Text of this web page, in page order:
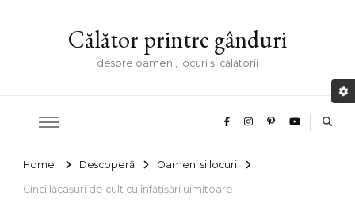
Călător printre gânduri
despre oameni, locuri și călătorii
Home Descoperă Oameni si locuri
Cinci lăcașuri de cult cu înfățișări uimitoare